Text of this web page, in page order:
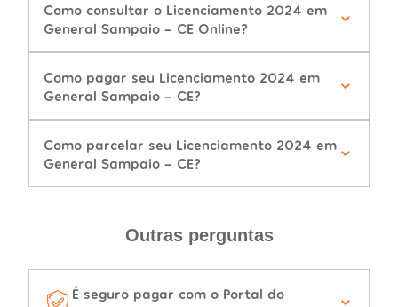
Como consultar o Licenciamento 2024 em
General Sampaio - CE Online?
Como pagar seu Licenciamento 2024 em
General Sampaio - CE?
Como parcelar seu Licenciamento 2024 em
General Sampaio - CE?
Outras perguntas
É seguro pagar com o Portal do